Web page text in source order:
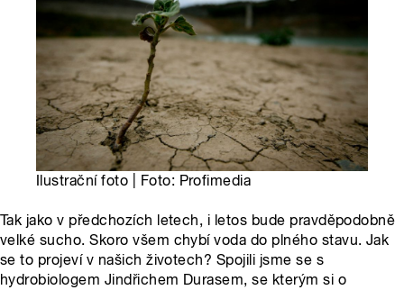
Ilustrační foto | Foto: Profimedia
Tak jako v předchozích letech, i letos bude pravděpodobně
velké sucho. Skoro všem chybí voda do plného stavu. Jak
se to projeví v našich životech? Spojili jsme se s
hydrobiologem Jindřichem Durasem, se kterým si o